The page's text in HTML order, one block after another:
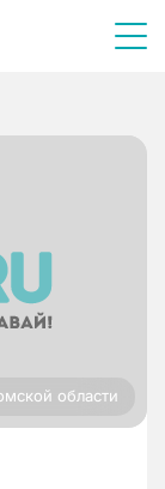
области